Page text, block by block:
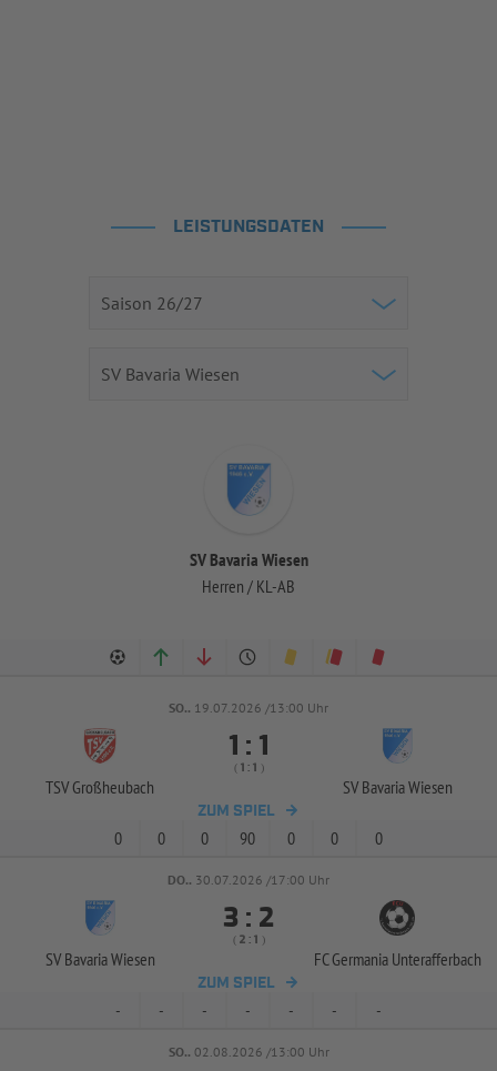
LEISTUNGSDATEN
SV Bavaria Wiesen
Herren / KL-AB
SO.. 19.07.2026 /13:00 Uhr
TSV Großheubach
 : 
(  :  )
SV Bavaria Wiesen
ZUM SPIEL
0 0 0 90 0 0 0
DO.. 30.07.2026 /17:00 Uhr
SV Bavaria Wiesen
 : 
(  :  )
FC Germania Unterafferbach
ZUM SPIEL
- - - - - - -
SO.. 02.08.2026 /13:00 Uhr